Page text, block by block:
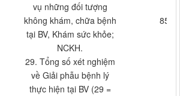
vụ những đối tượng
không khám, chữa bệnh
tại BV, Khám sức khỏe;
NCKH.
856
29. Tổng số xét nghiệm
về Giải phẫu bệnh lý
thực hiện tại BV (29 =